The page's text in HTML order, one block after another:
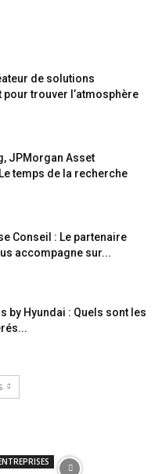
de solutions
pour trouver l’atmosphère
JPMorgan Asset
temps de la recherche
Conseil : Le partenaire
accompagne sur...
by Hyundai : Quels sont les